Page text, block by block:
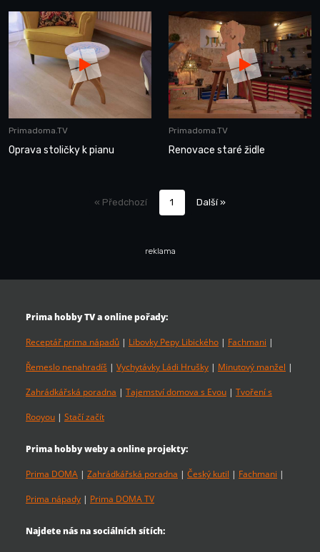
Primadoma.TV
Oprava stoličky k pianu
Primadoma.TV
Renovace staré židle
« Předchozí 1 Další »
reklama
Prima hobby TV a online pořady:
Receptář prima nápadů | Libovky Pepy Libického | Fachmani |
Řemeslo nenahradíš | Vychytávky Ládi Hrušky | Minutový manžel |
Zahrádkářská poradna | Tajemství domova s Evou | Tvoření s
Rooyou | Stačí začít
Prima hobby weby a online projekty:
Prima DOMA | Zahrádkářská poradna | Český kutil | Fachmani |
Prima nápady | Prima DOMA TV
Najdete nás na sociálních sítích: